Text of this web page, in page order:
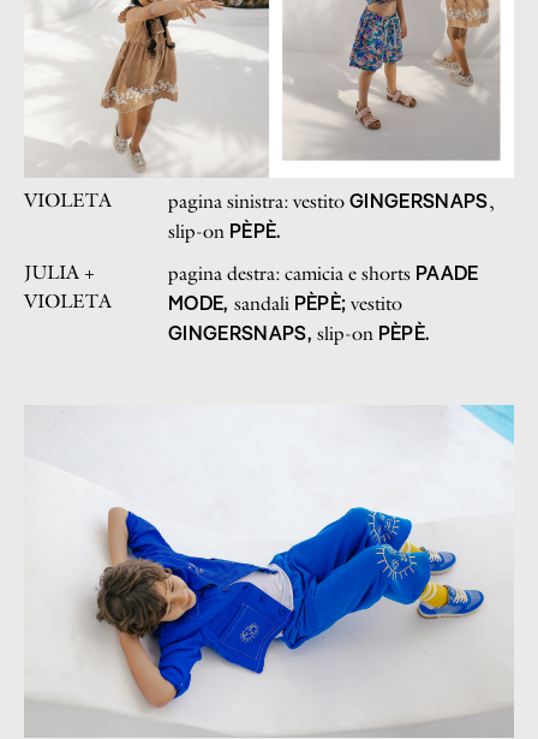
VIOLETA pagina sinistra: vestito GINGERSNAPS,
slip-on PÈPÈ.
JULIA +
VIOLETA
pagina destra: camicia e shorts PAADE
MODE, sandali PÈPÈ; vestito
GINGERSNAPS, slip-on PÈPÈ.